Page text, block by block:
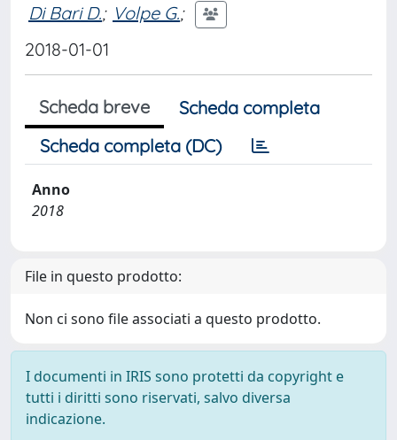
Di Bari D.; Volpe G.;
2018-01-01
Scheda breve
Scheda completa
Scheda completa (DC)
Anno
2018
File in questo prodotto:
Non ci sono file associati a questo prodotto.
I documenti in IRIS sono protetti da copyright e
tutti i diritti sono riservati, salvo diversa
indicazione.